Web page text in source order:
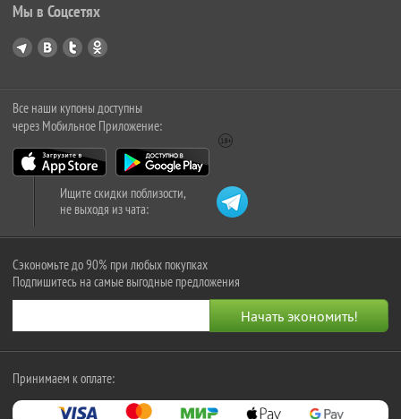
Мы в Соцсетях
Все наши купоны доступны
через Мобильное Приложение:
Ищите скидки поблизости,
не выходя из чата:
Сэкономьте до 90% при любых покупках
Подпишитесь на самые выгодные предложения
Принимаем к оплате: